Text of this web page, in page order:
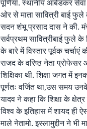
पूर्णिया. स्थानीय आंबेडकर
ओर से माता सावित्री बाई
सदन शंभू प्रसाद दास ने की.
सर्वप्रथम सावित्रीबाई फुले के
के बारे में विस्तार पूर्वक
राजद के वरिष्ठ नेता प्रोफेसर
शिक्षिका थी. शिक्षा जगत में
पूर्णतः वर्जित था,उस समय
यादव ने कहा कि शिक्षा के
विश्व के इतिहास में शायद ही
माले नेतामो. इस्लामुद्दीन ने